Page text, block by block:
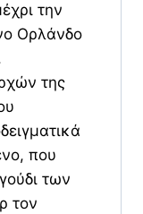
την
Ορλάνδο
της
που
των
τον